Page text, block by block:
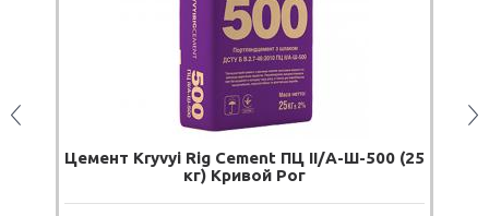
Цемент Kryvyi Rig Cement ПЦ II/А-Ш-500 (25
кг) Кривой Рог